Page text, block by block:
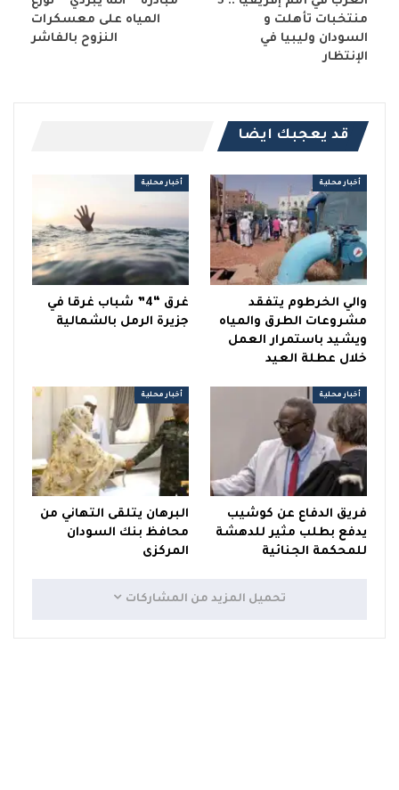
منتخبات تأهلت و
السودان وليبيا في
الإنتظار
المياه على معسكرات
النزوح بالفاشر
قد يعجبك ايضا
أخبار محلية
والي الخرطوم يتفقد
مشروعات الطرق والمياه
ويشيد باستمرار العمل
خلال عطلة العيد
أخبار محلية
غرق “4” شباب غرقا في
جزيرة الرمل بالشمالية
أخبار محلية
فريق الدفاع عن كوشيب
يدفع بطلب مثير للدهشة
للمحكمة الجنائية
أخبار محلية
البرهان يتلقى التهاني من
محافظ بنك السودان
المركزى
تحميل المزيد من المشاركات